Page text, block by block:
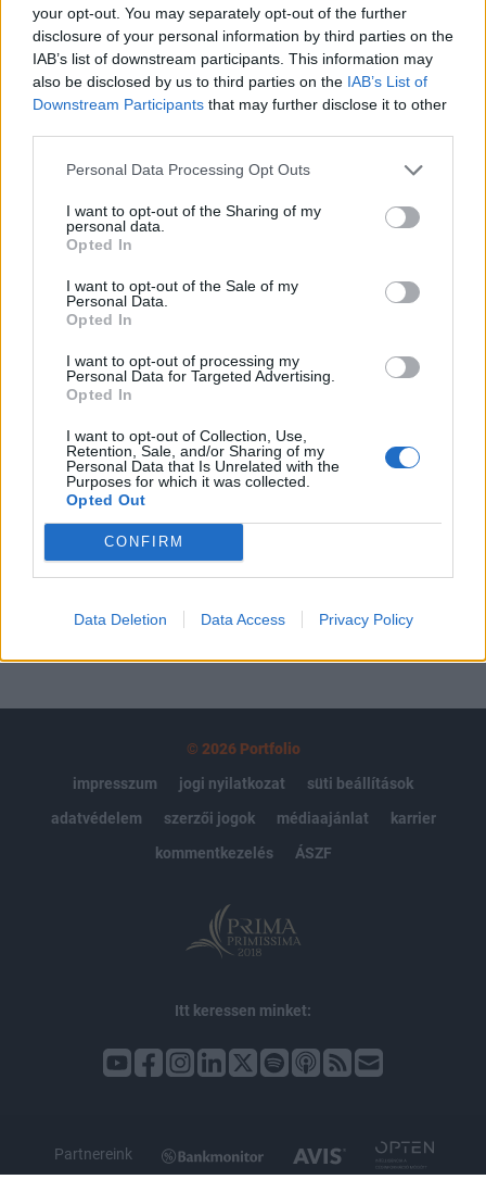
your opt-out. You may separately opt-out of the further
disclosure of your personal information by third parties on the
IAB’s list of downstream participants. This information may
also be disclosed by us to third parties on the IAB’s List of
Downstream Participants that may further disclose it to other
Personal Data Processing Opt Outs
I want to opt-out of the Sharing of my
personal data.
Opted In
I want to opt-out of the Sale of my
Personal Data.
Opted In
I want to opt-out of processing my
Personal Data for Targeted Advertising.
Opted In
I want to opt-out of Collection, Use,
Retention, Sale, and/or Sharing of my
Personal Data that Is Unrelated with the
Purposes for which it was collected.
Opted Out
CONFIRM
Data Deletion Data Access Privacy Policy
Az augusztusi csökkenésben legnagyobb részben a
devizakövetelések sor 444 millió eurós csökkenése
játszotta a szerepet, de az egyéb követelések 161 millió
eurós csökkenése is lényeges volt - derül ki az MNB
tartalékok összetevőinek változását mutató
adatközléséből.
KEDVES OLVASÓNK!
tartozik, melynek olvasása előfizetéses
regisztrációhoz kötött.
Az előfizetés a következőket tartalmazza:
Portfolio.hu teljes cikkarchívum
kötéslistái
MÁR ELŐFIZETŐNK VAGY?BEJELENTKEZÉS
© 2026 Portfolio
impresszum
jogi nyilatkozat
süti beállítások
adatvédelem
szerzői jogok médiaajánlat
karrier
kommentkezelés
ÁSZF
Itt keressen minket:
Partnereink